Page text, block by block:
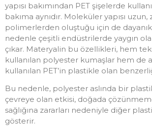
yapısı bakımından PET şişelerde
bakıma aynıdır. Moleküler yapısı uzun,
polimerlerden oluştuğu için de
nedenle çeşitli endüstrilerde yaygın
çıkar. Materyalin bu özellikleri, hem
kullanılan polyester kumaşlar hem de
kullanılan PET’in plastikle olan
Bu nedenle, polyester aslında bir
çevreye olan etkisi, doğada
sağlığına zararları nedeniyle diğer
gösterir.